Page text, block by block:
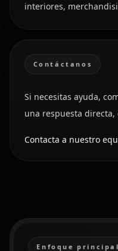
interiores,
Contáctanos
Si necesitas ayuda,
una respuesta
Contacta a nuestro
Enfoque principal